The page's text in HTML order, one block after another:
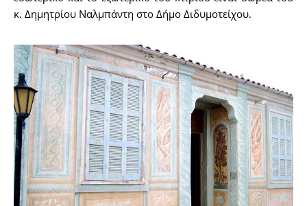
κ. Δημητρίου Ναλμπάντη στο Δήμο Διδυμοτείχου.